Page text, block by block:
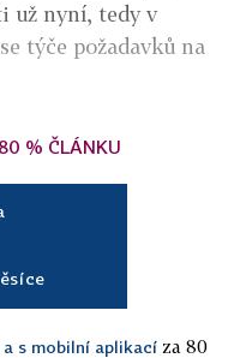
už nyní, tedy v
týče požadavků na
% ČLÁNKU
s mobilní aplikací za 80